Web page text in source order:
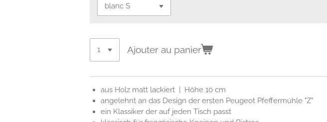
Ajouter au panier
aus Holz matt lackiert | Höhe 10 cm
angelehnt an das Design der ersten Peugeot Pfeffermühle "Z"
ein Klassiker der auf jeden Tisch passt